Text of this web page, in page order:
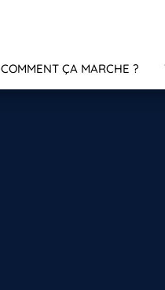
COMMENT ÇA MARCHE ?